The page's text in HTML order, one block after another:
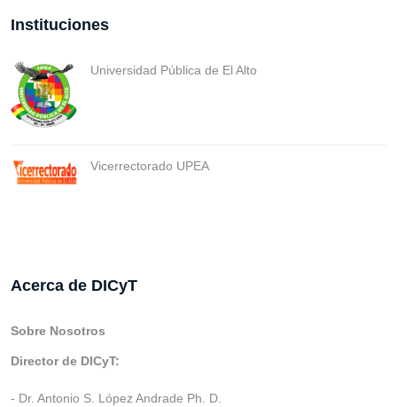
Instituciones
Universidad Pública de El Alto
Vicerrectorado UPEA
Acerca de DICyT
Sobre Nosotros
Director de DICyT:
- Dr. Antonio S. López Andrade Ph. D.